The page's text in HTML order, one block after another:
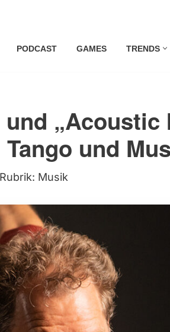
PODCAST GAMES TRENDS
„Acoustic
und
Rubrik: Musik